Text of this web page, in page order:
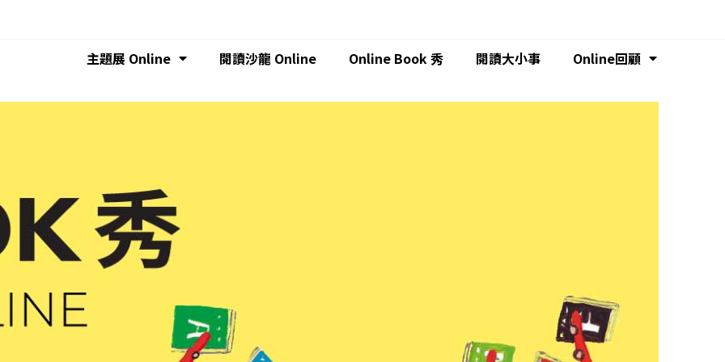
主題展 Online 閱讀沙龍 Online Online Book 秀 閱讀大小事 Online回顧